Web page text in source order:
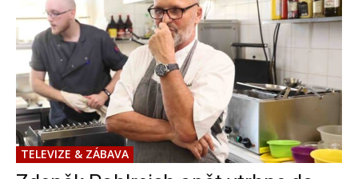
TELEVIZE & ZÁBAVA